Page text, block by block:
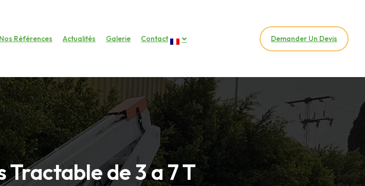
Nos Références Actualités Galerie Contact Demander Un Devis
de 3 a 7 T